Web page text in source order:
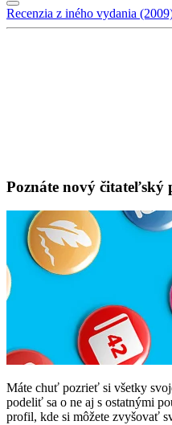
Recenzia z iného vydania
Poznáte nový čitateľský
Máte chuť pozrieť si všetky
podeliť sa o ne aj s ostatnými
profil, kde si môžete zvyšovať